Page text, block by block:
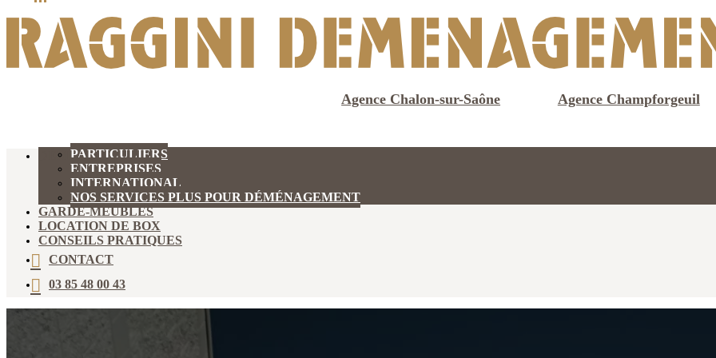
Agence Chalon-sur-Saône Agence Champforgeuil
DÉMÉNAGEMENT
PARTICULIERS
ENTREPRISES
INTERNATIONAL
NOS SERVICES PLUS POUR DÉMÉNAGEMENT
GARDE-MEUBLES
LOCATION DE BOX
CONSEILS PRATIQUES
CONTACT
03 85 48 00 43
GARDE-